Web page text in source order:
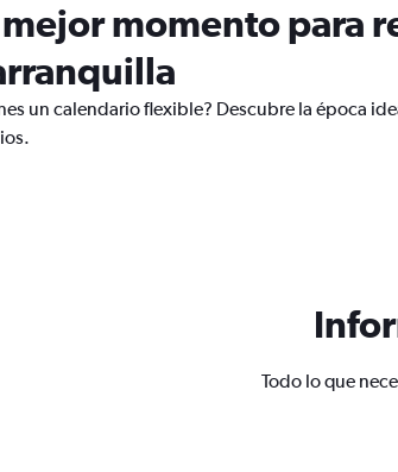
mejor momento para
un calendario flexible? Descubre la época
Todo lo que